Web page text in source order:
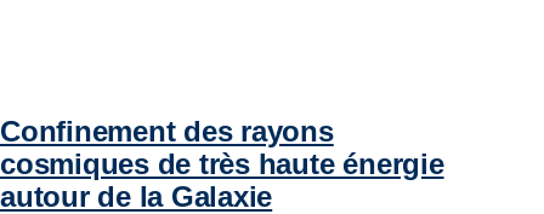
Confinement des rayons
cosmiques de très haute énergie
autour de la Galaxie